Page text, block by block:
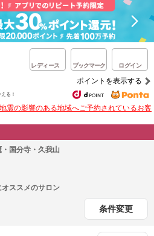
レディース ブックマーク ログイン
ポイントを表示する
る！
震の影響のある地域へご予約されているお客
国分寺・久我山
ススメのサロン
条件変更